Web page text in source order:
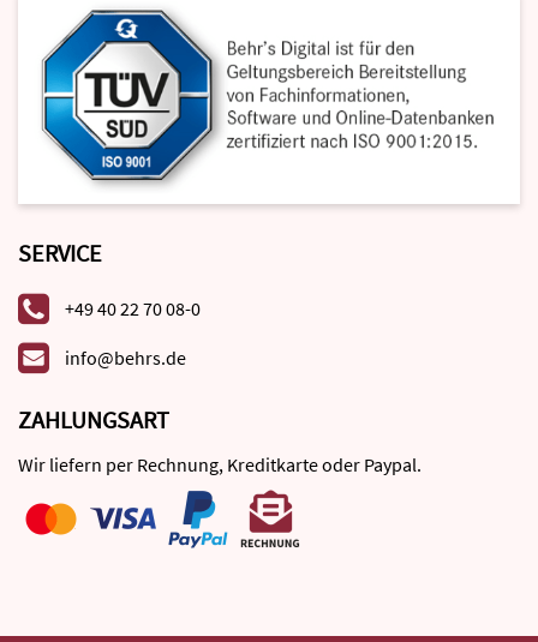
SERVICE
+49 40 22 70 08-0
info@behrs.de
ZAHLUNGSART
Wir liefern per Rechnung, Kreditkarte oder Paypal.